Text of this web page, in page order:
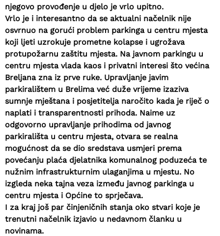
njegovo provođenje u djelo je vrlo upitno.
Vrlo je i interesantno da se aktualni načelnik nije
osvrnuo na gorući problem parkinga u centru mjesta
koji ljeti uzrokuje prometne kolapse i ugrožava
protupožarnu zaštitu mjesta. Na javnom parkingu u
centru mjesta vlada kaos i privatni interesi što većina
Breljana zna iz prve ruke. Upravljanje javim
parkiralištem u Brelima već duže vrijeme izaziva
sumnje mještana i posjetitelja naročito kada je riječ o
naplati i transparentnosti prihoda. Naime uz
odgovorno upravljanje prihodima od javnog
parkirališta u centru mjesta, otvara se realna
mogućnost da se dio sredstava usmjeri prema
povećanju plaća djelatnika komunalnog poduzeća te
nužnim infrastrukturnim ulaganjima u mjestu. No
izgleda neka tajna veza između javnog parkinga u
centru mjesta i Općine to sprječava.
I za kraj još par činjeničnih stanja oko stvari koje je
trenutni načelnik izjavio u nedavnom članku u
novinama.